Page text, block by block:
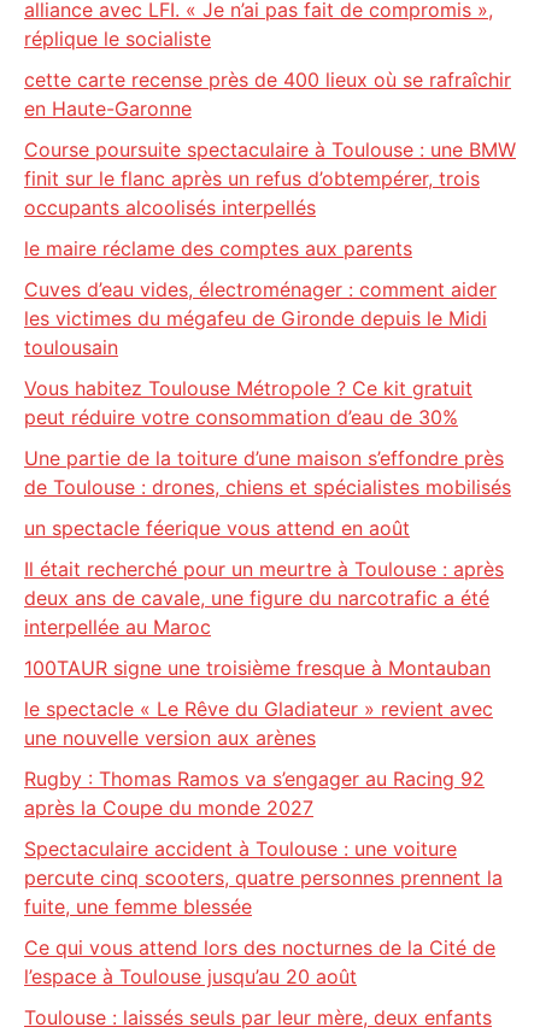
alliance avec LFI. « Je n’ai pas fait de compromis »,
réplique le socialiste
cette carte recense près de 400 lieux où se rafraîchir
en Haute-Garonne
Course poursuite spectaculaire à Toulouse : une BMW
finit sur le flanc après un refus d’obtempérer, trois
occupants alcoolisés interpellés
le maire réclame des comptes aux parents
Cuves d’eau vides, électroménager : comment aider
les victimes du mégafeu de Gironde depuis le Midi
toulousain
Vous habitez Toulouse Métropole ? Ce kit gratuit
peut réduire votre consommation d’eau de 30%
Une partie de la toiture d’une maison s’effondre près
de Toulouse : drones, chiens et spécialistes mobilisés
un spectacle féerique vous attend en août
Il était recherché pour un meurtre à Toulouse : après
deux ans de cavale, une figure du narcotrafic a été
interpellée au Maroc
100TAUR signe une troisième fresque à Montauban
le spectacle « Le Rêve du Gladiateur » revient avec
une nouvelle version aux arènes
Rugby : Thomas Ramos va s’engager au Racing 92
après la Coupe du monde 2027
Spectaculaire accident à Toulouse : une voiture
percute cinq scooters, quatre personnes prennent la
fuite, une femme blessée
Ce qui vous attend lors des nocturnes de la Cité de
l’espace à Toulouse jusqu’au 20 août
Toulouse : laissés seuls par leur mère, deux enfants